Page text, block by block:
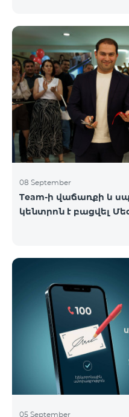
08 September
Team-ի վաճառքի և
կենտրոն է բացվել
05 September